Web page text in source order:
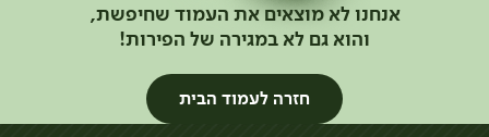
אנחנו לא מוצאים את העמוד שחיפשת,
והוא גם לא במגירה של הפירות!
חזרה לעמוד הבית